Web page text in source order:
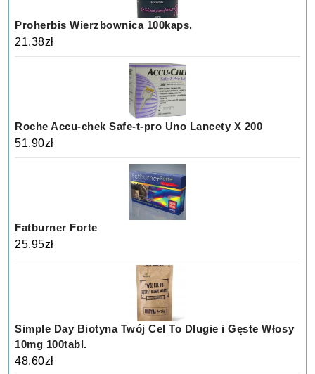
Proherbis Wierzbownica 100kaps.
21.38zł
Roche Accu-chek Safe-t-pro Uno Lancety X 200
51.90zł
Fatburner Forte
25.95zł
Simple Day Biotyna Twój Cel To Długie i Gęste Włosy
10mg 100tabl.
48.60zł